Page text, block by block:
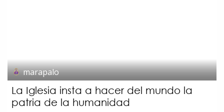
marapalo
La Iglesia insta a hacer del mundo la
patria de la humanidad